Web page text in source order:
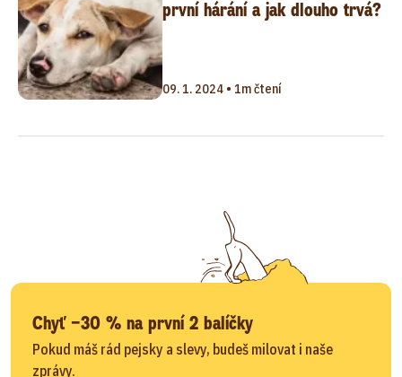
první hárání a jak dlouho trvá?
09. 1. 2024 • 1m čtení
Chyť −30 % na první 2 balíčky
Pokud máš rád pejsky a slevy, budeš milovat i naše
zprávy.